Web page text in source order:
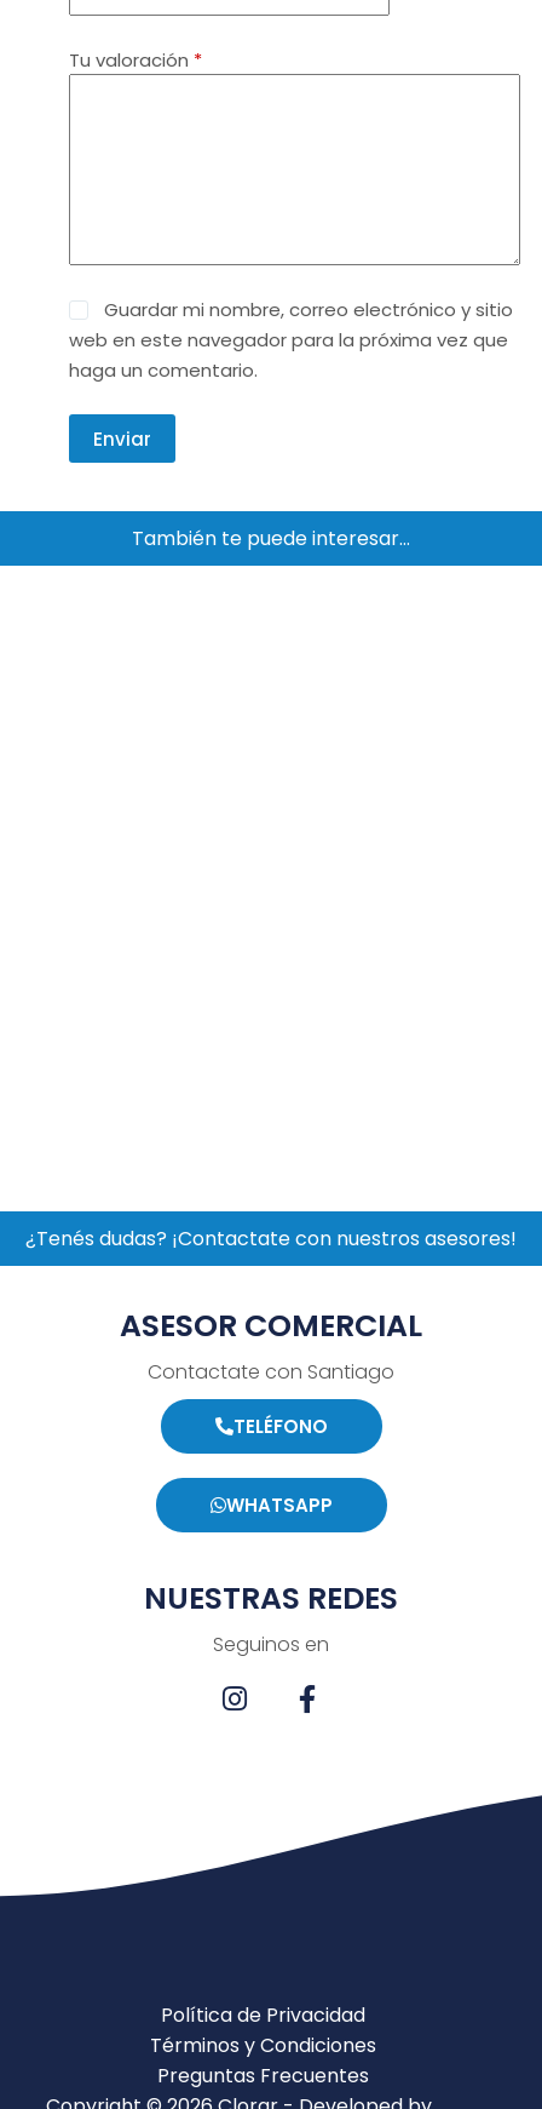
Tu valoración *
Guardar mi nombre, correo electrónico y sitio
web en este navegador para la próxima vez que
haga un comentario.
Enviar
También te puede interesar…
¿Tenés dudas? ¡Contactate con nuestros asesores!
ASESOR COMERCIAL
Contactate con Santiago
TELÉFONO
WHATSAPP
NUESTRAS REDES
Seguinos en
Política de Privacidad
Términos y Condiciones
Preguntas Frecuentes